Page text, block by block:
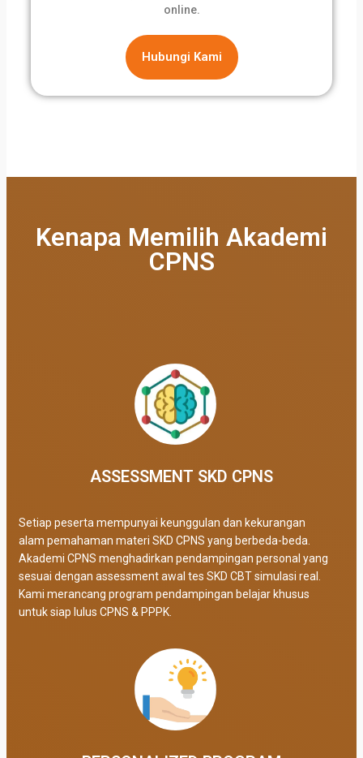
online.
Hubungi Kami
Kenapa Memilih Akademi
CPNS
ASSESSMENT SKD CPNS
Setiap peserta mempunyai keunggulan dan kekurangan
alam pemahaman materi SKD CPNS yang berbeda-beda.
Akademi CPNS menghadirkan pendampingan personal yang
sesuai dengan assessment awal tes SKD CBT simulasi real.
Kami merancang program pendampingan belajar khusus
untuk siap lulus CPNS & PPPK.